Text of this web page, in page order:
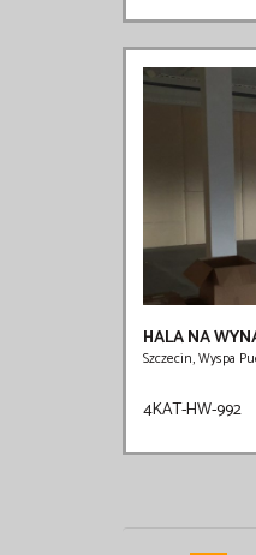
HALA NA
Szczecin, Wyspa
4KAT-HW-992